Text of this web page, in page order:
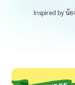
Inspired by น้อ